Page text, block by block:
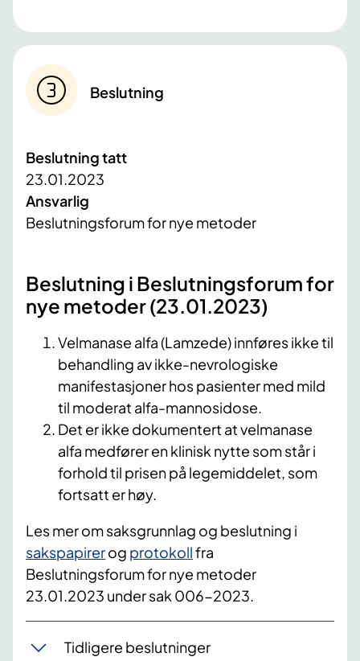
Beslutning
Beslutning tatt
23.01.2023
Ansvarlig
Beslutningsforum for nye metoder
Beslutning i Beslutningsforum for
nye metoder (23.01​.2023)​
Velmanase alfa (Lamzede) innføres ikke til
behandling av ikke-nevrologiske
manifestasjoner hos pasienter med mild
til moderat alfa-mannosidose.
Det er ikke dokumentert at velmanase
alfa medfører en klinisk nytte som står i
forhold til prisen på legemiddelet, som
fortsatt er høy. ​​
Les mer om saksgrunnlag og beslutning​ i​
sakspapirer​​ og protokoll​fra
Beslutningsforum for nye metoder
23.01.2023 under sak 006-2023.​ ​
Tidligere beslutninger